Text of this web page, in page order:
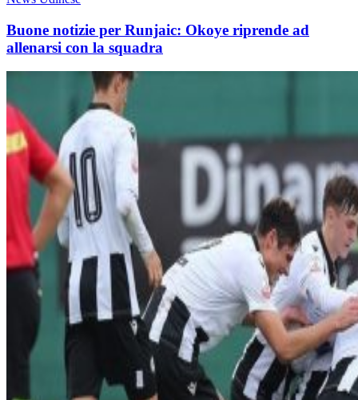
Buone notizie per Runjaic: Okoye riprende ad
allenarsi con la squadra